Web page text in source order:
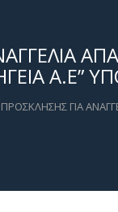
Α.Ε” ΥΠΟ
ΓΙΑ